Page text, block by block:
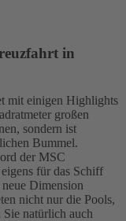
in
mit einigen Highlights
großen
sondern ist
Bummel.
der MSC
für das Schiff
Dimension
nicht nur die Pools,
natürlich auch